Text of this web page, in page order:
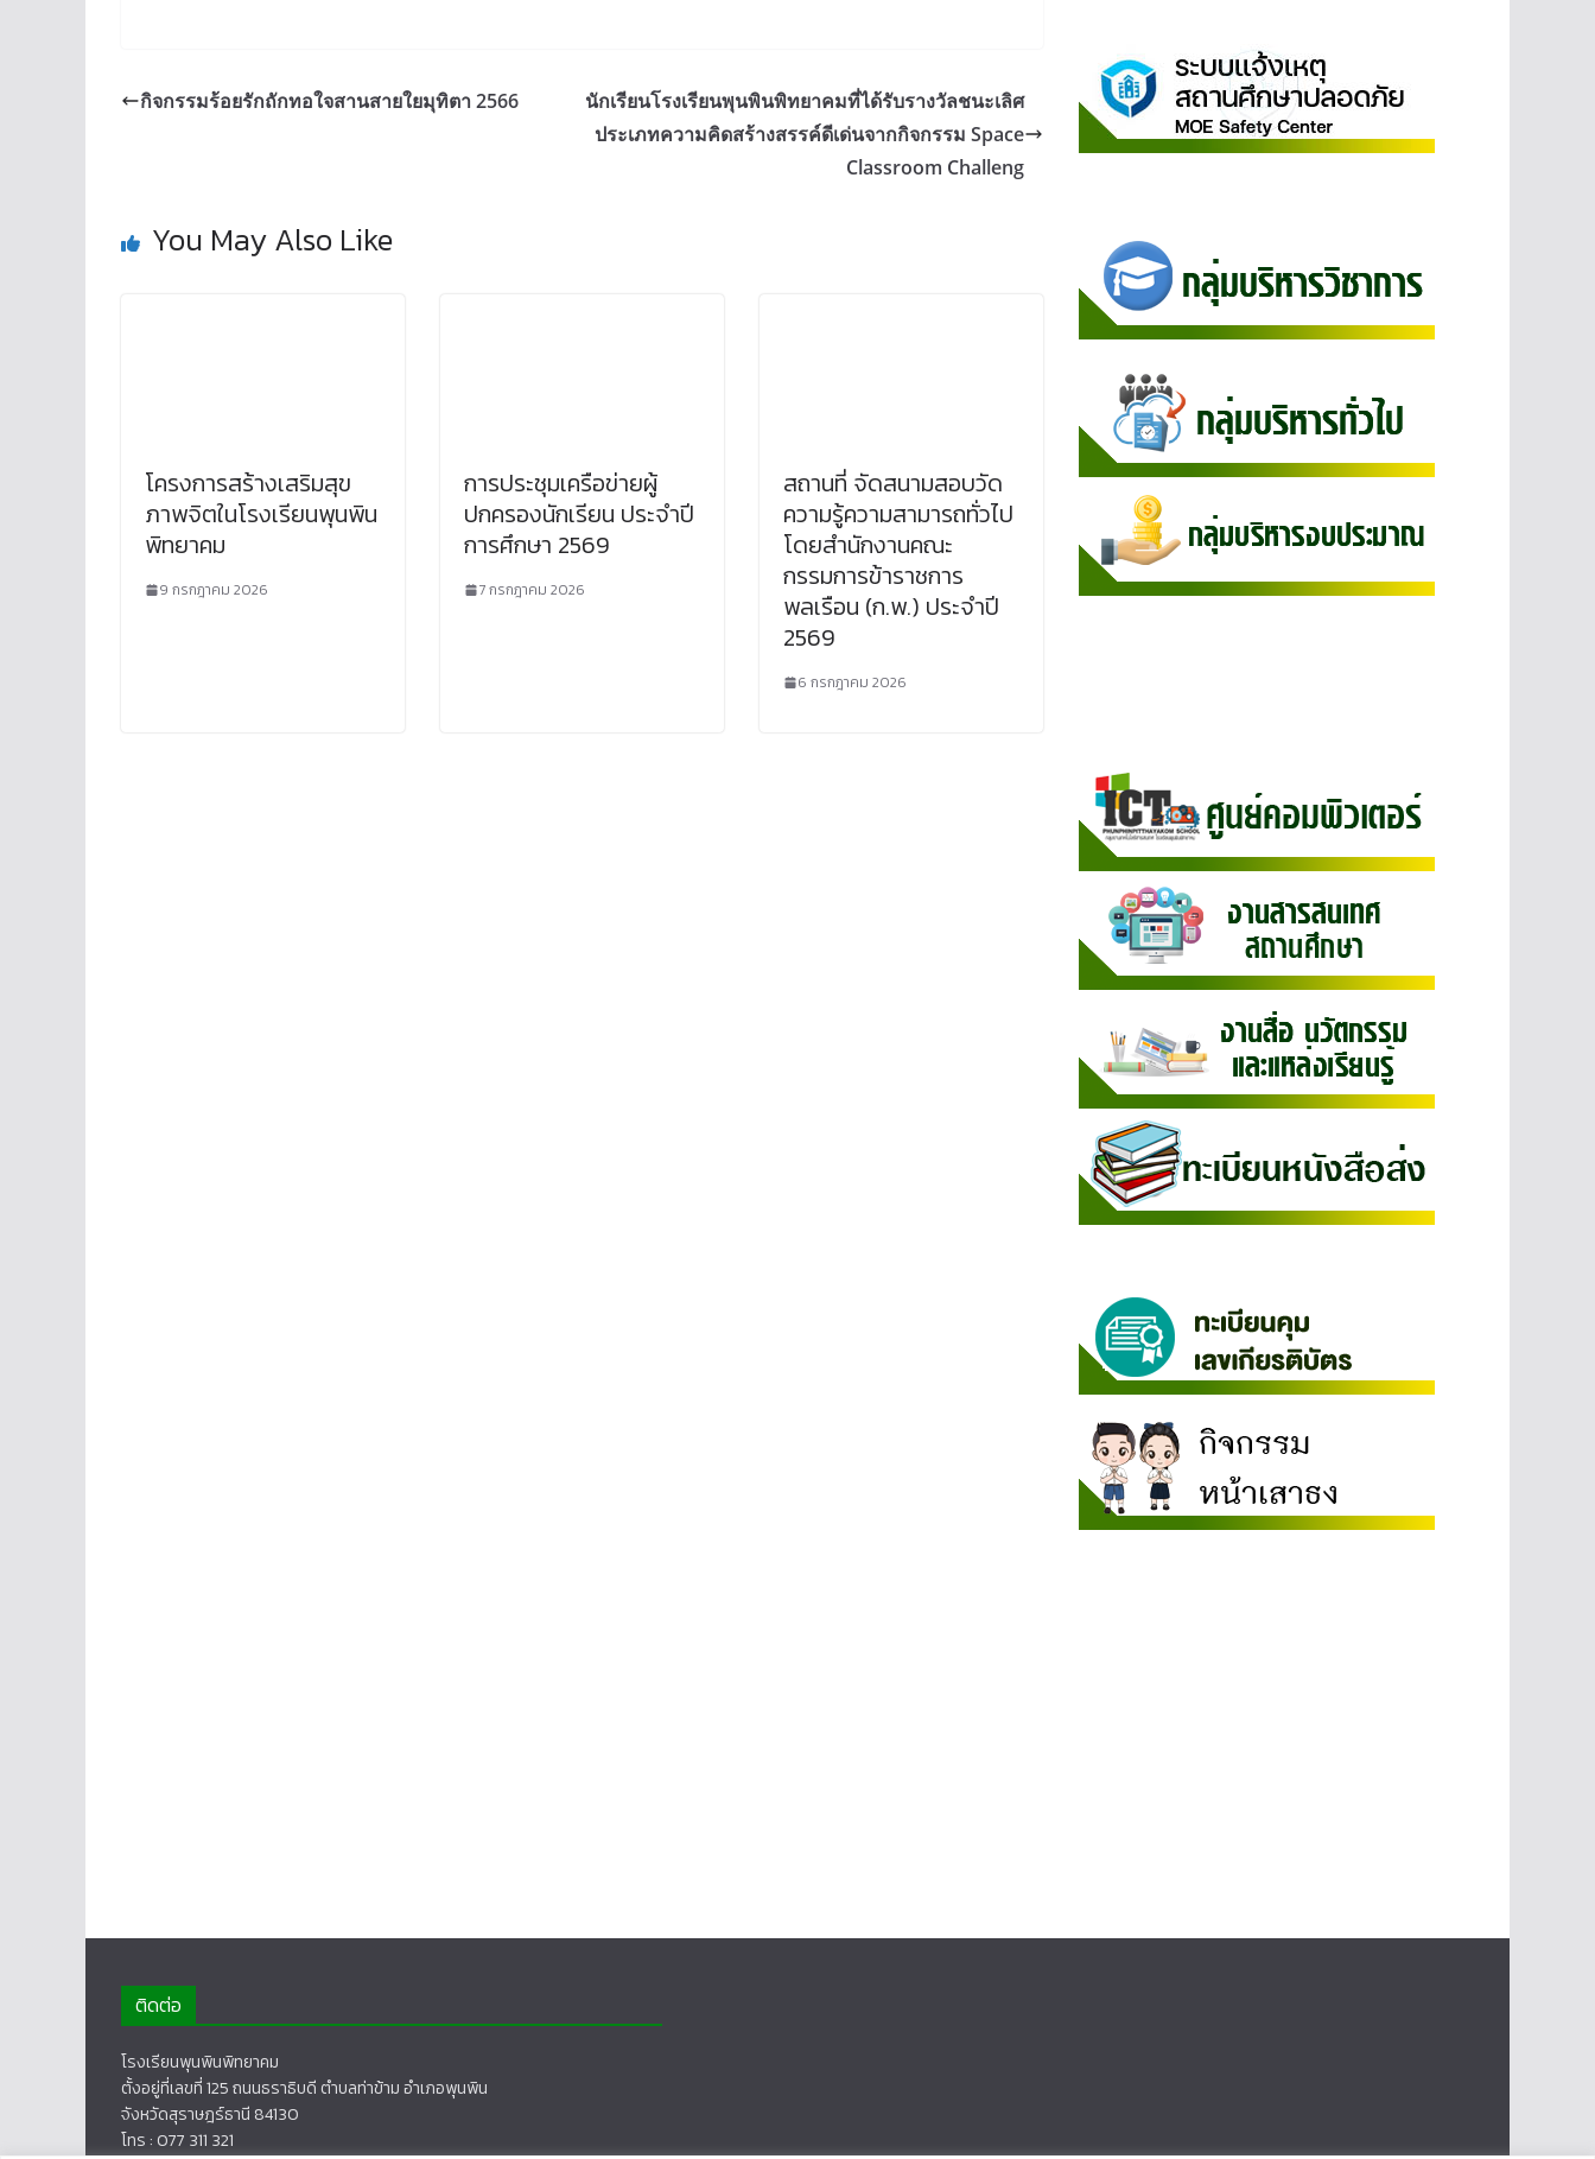
กิจกรรมร้อยรักถักทอใจสานสายใยมุทิตา 2566
นักเรียนโรงเรียนพุนพินพิทยาคมที่ได้รับรางวัลชนะเลิศ
ประเภทความคิดสร้างสรรค์ดีเด่นจากกิจกรรม Space
Classroom Challeng
You May Also Like
โครงการสร้างเสริมสุข
ภาพจิตในโรงเรียนพุนพิน
พิทยาคม
9 กรกฎาคม 2026
การประชุมเครือข่ายผู้
ปกครองนักเรียน ประจำปี
การศึกษา 2569
7 กรกฎาคม 2026
สถานที่ จัดสนามสอบวัด
ความรู้ความสามารถทั่วไป
โดยสำนักงานคณะ
กรรมการข้าราชการ
พลเรือน (ก.พ.) ประจำปี
2569
6 กรกฎาคม 2026
ติดต่อ
โรงเรียนพุนพินพิทยาคม
ตั้งอยู่ที่เลขที่ 125 ถนนธราธิบดี ตำบลท่าข้าม อำเภอพุนพิน
จังหวัดสุราษฎร์ธานี 84130
โทร : 077 311 321